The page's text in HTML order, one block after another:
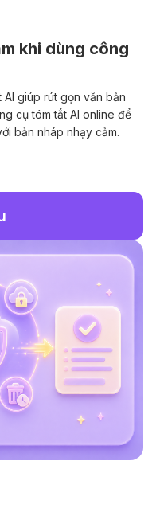
khi dùng công
giúp rút gọn văn bản
cụ tóm tắt AI online để
bản nháp nhạy cảm.